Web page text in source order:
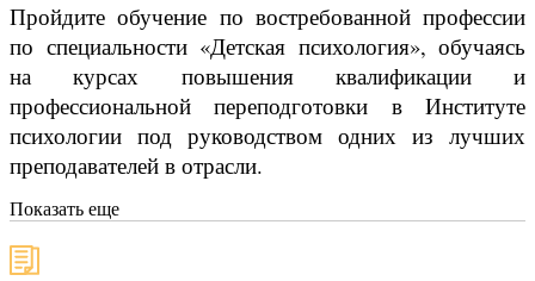
Пройдите обучение по востребованной профессии
по специальности «Детская психология», обучаясь
на курсах повышения квалификации и
профессиональной переподготовки в Институте
психологии под руководством одних из лучших
преподавателей в отрасли.
Показать еще